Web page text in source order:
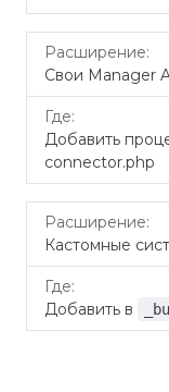
Свои Manager
Добавить
connector.php
Кастомные
Добавить в